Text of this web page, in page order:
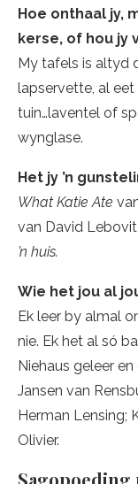
Hoe onthaal jy,
kerse, of hou jy
My tafels is altyd
lapservette, al eet
tuin…laventel of
wynglase.
Het jy ’n
What Katie Ate
van David
’n huis.
Wie het jou al
Ek leer by almal
nie. Ek het al só
Niehaus geleer en
Jansen van
Herman Lensing;
Olivier.
Sagopoeding